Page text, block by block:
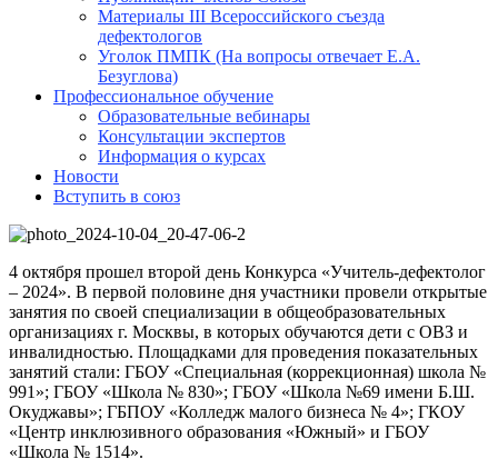
Материалы III Всероссийского съезда
дефектологов
Уголок ПМПК (На вопросы отвечает Е.А.
Безуглова)
Профессиональное обучение
Образовательные вебинары
Консультации экспертов
Информация о курсах
Новости
Вступить в союз
4 октября прошел второй день Конкурса «Учитель-дефектолог
– 2024». В первой половине дня участники провели открытые
занятия по своей специализации в общеобразовательных
организациях г. Москвы, в которых обучаются дети с ОВЗ и
инвалидностью. Площадками для проведения показательных
занятий стали: ГБОУ «Специальная (коррекционная) школа №
991»; ГБОУ «Школа № 830»; ГБОУ «Школа №69 имени Б.Ш.
Окуджавы»; ГБПОУ «Колледж малого бизнеса № 4»; ГКОУ
«Центр инклюзивного образования «Южный» и ГБОУ
«Школа № 1514».